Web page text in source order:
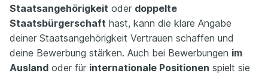
Staatsangehörigkeit oder doppelte
Staatsbürgerschaft hast, kann die klare Angabe
deiner Staatsangehörigkeit Vertrauen schaffen und
deine Bewerbung stärken. Auch bei Bewerbungen im
Ausland oder für internationale Positionen spielt sie